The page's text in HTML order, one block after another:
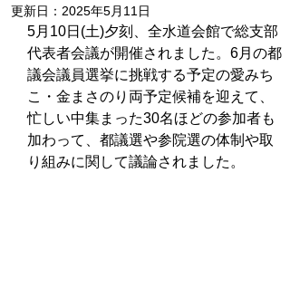
更新日： 2025年5月11日
5月10日(土)夕刻、全水道会館で総支部
代表者会議が開催されました。6月の都
議会議員選挙に挑戦する予定の愛みち
こ・金まさのり両予定候補を迎えて、
忙しい中集まった30名ほどの参加者も
加わって、都議選や参院選の体制や取
り組みに関して議論されました。